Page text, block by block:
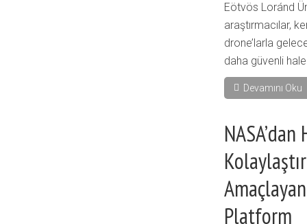
Eötvös Loránd
araştırmacılar,
drone’larla
daha güvenli
Devamını Oku
Platform